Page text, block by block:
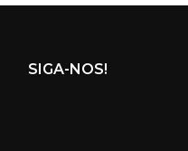
SIGA-NOS!